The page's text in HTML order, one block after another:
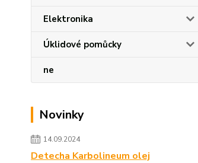
Elektronika
Úklidové pomůcky
ne
Novinky
14.09.2024
Detecha Karbolineum olej